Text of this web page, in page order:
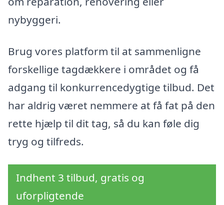
nybyggeri.
Brug vores platform til at sammenligne
forskellige tagdækkere i området og få
adgang til konkurrencedygtige tilbud. Det
har aldrig været nemmere at få fat på den
rette hjælp til dit tag, så du kan føle dig
tryg og tilfreds.
Indhent 3 tilbud, gratis og
uforpligtende